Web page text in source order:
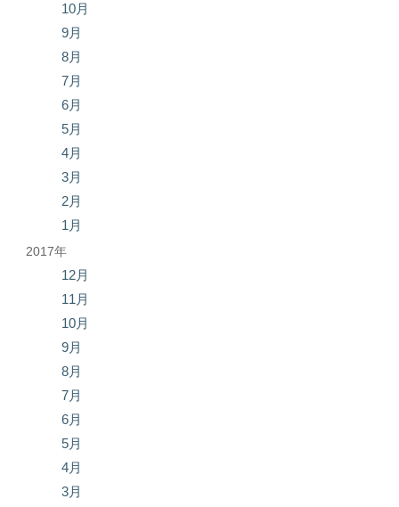
10月
9月
8月
7月
6月
5月
4月
3月
2月
1月
2017年
12月
11月
10月
9月
8月
7月
6月
5月
4月
3月